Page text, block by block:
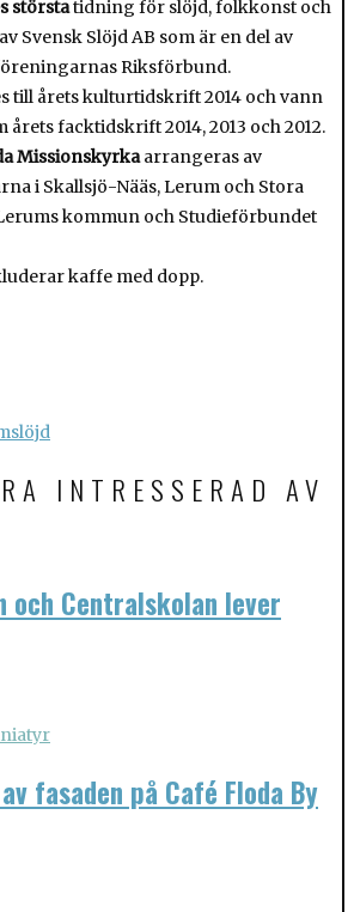
störstatidning för slöjd, folkkonst och
Svensk Slöjd AB som är en del av
Riksförbund.
till årets kulturtidskrift 2014 och vann
facktidskrift 2014, 2013 och 2012.
Missionskyrkaarrangeras av
i Skallsjö-Nääs, Lerum och Stora
kommun och Studieförbundet
kaffe med dopp.
INTRESSERAD AV
och Centralskolan lever
fasaden på Café Floda By